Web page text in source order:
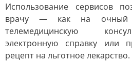
Использование сервисов
врачу — как на
телемедицинскую
электронную справку или
рецепт на льготное лекарство.